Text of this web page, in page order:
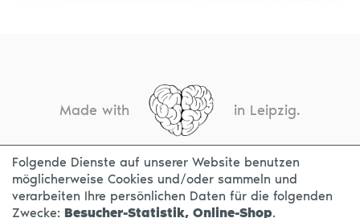
Made with in Leipzig.
KONTAKT IMPRESSUM DATENSCHUTZ
Folgende Dienste auf unserer Website benutzen
möglicherweise Cookies und/oder sammeln und
verarbeiten Ihre persönlichen Daten für die folgenden
Zwecke: Besucher-Statistik, Online-Shop.